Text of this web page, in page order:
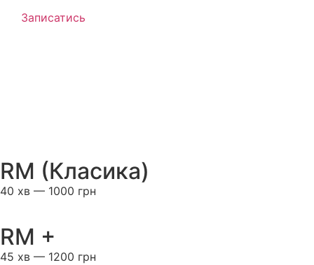
Записатись
RM (Класика)
40 хв — 1000 грн
RM +
45 хв — 1200 грн